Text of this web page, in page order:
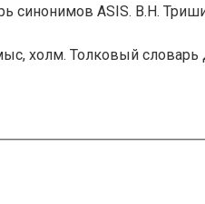
синонимов ASIS. В.Н.
холм. Толковый словарь